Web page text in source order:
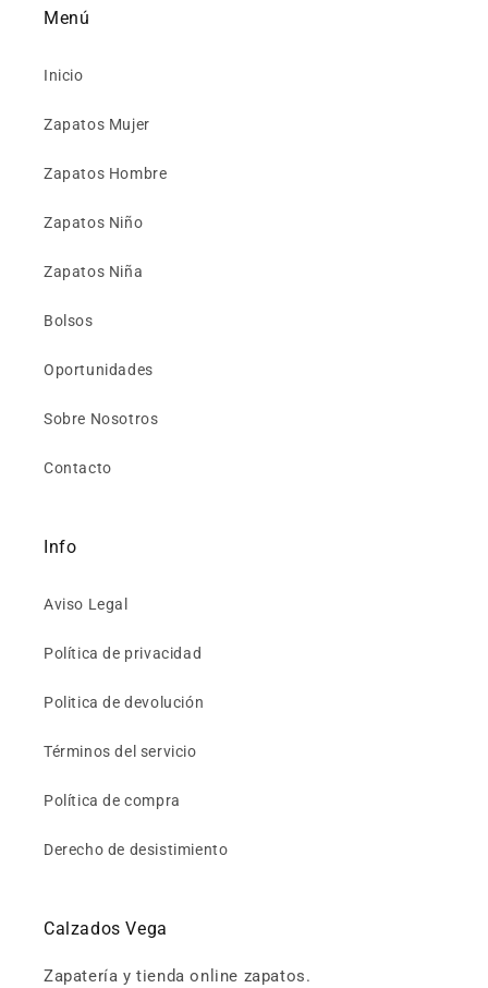
Menú
Inicio
Zapatos Mujer
Zapatos Hombre
Zapatos Niño
Zapatos Niña
Bolsos
Oportunidades
Sobre Nosotros
Contacto
Info
Aviso Legal
Política de privacidad
Politica de devolución
Términos del servicio
Política de compra
Derecho de desistimiento
Calzados Vega
Zapatería y tienda online zapatos.